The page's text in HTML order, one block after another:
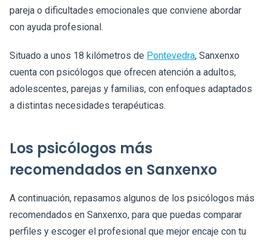
pareja o dificultades emocionales que conviene abordar
con ayuda profesional.
Situado a unos 18 kilómetros de Pontevedra, Sanxenxo
cuenta con psicólogos que ofrecen atención a adultos,
adolescentes, parejas y familias, con enfoques adaptados
a distintas necesidades terapéuticas.
Los psicólogos más
recomendados en Sanxenxo
A continuación, repasamos algunos de los psicólogos más
recomendados en Sanxenxo, para que puedas comparar
perfiles y escoger el profesional que mejor encaje con tu